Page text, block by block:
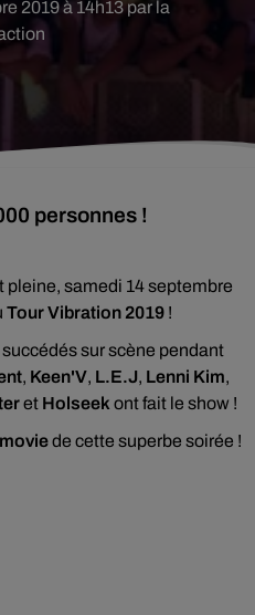
2019 à 14h13 par la
personnes !
pleine, samedi 14 septembre
Tour Vibration 2019 !
sur scène pendant
, Keen'V, L.E.J, Lenni Kim,
et Holseek ont fait le show !
de cette superbe soirée !